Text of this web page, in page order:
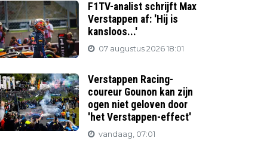
F1TV-analist schrijft Max
Verstappen af: 'Hij is
kansloos...'
07 augustus 2026 18:01
Verstappen Racing-
coureur Gounon kan zijn
ogen niet geloven door
'het Verstappen-effect'
vandaag, 07:01